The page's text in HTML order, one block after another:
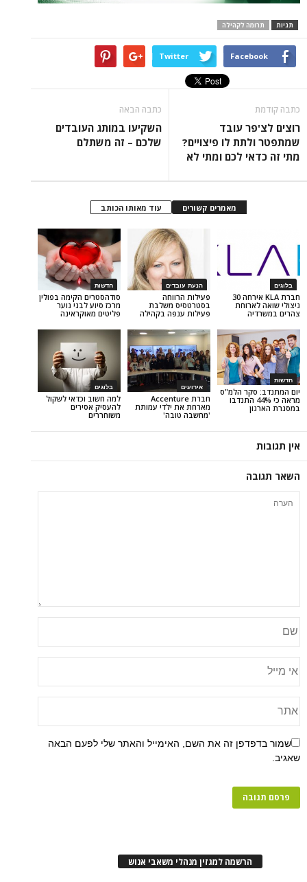
לקהילה
Twitter
עובד
לו פיצויים?
לכם ומתי לא
השקיעו במותג העובדים
שלכם – זה משתלם
עוד מאותו הכותב
חדשות
סודהסטרים הקימה בפולין
מרכז סיוע לבני נוער
פליטים מאוקראינה
פעילות הרווחה
בסטרטסיס משלבת
פעילות ענפה בקהילה
חברת KLA אירחה 30
למה חשוב וכדאי לשקול
להעסיק אסירים
משוחררים
אירועים
חברת Accenture
מארחת את ילדי עמותת
'מחשבה טובה'
הלמ"ס
כי 44% התנדבו
זה את השם, האימייל והאתר שלי לפעם הבאה
הרשמה למגזין מנהלי משאבי אנוש